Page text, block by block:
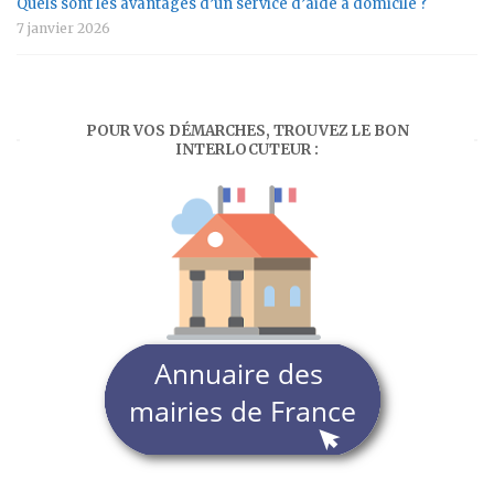
Quels sont les avantages d’un service d’aide à domicile ?
7 janvier 2026
POUR VOS DÉMARCHES, TROUVEZ LE BON
INTERLOCUTEUR :